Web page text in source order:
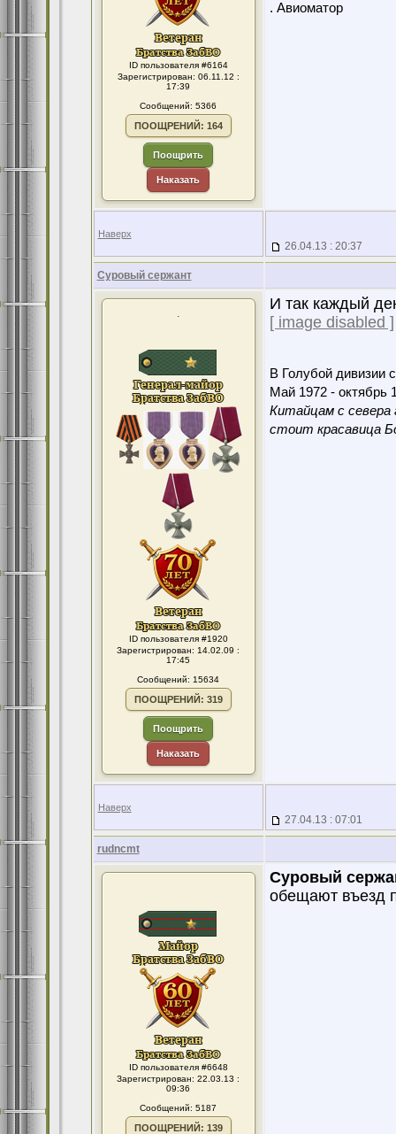
ID пользователя #6164
Зарегистрирован: 06.11.12 :
17:39
Сообщений: 5366
ПООЩРЕНИЙ: 164
Поощрить
Наказать
. Авиоматор
Наверх
26.04.13 : 20:37
Суровый сержант
.
ID пользователя #1920
Зарегистрирован: 14.02.09 :
17:45
Сообщений: 15634
ПООЩРЕНИЙ: 319
Поощрить
Наказать
И так каждый
[ image disabled ]
В Голубой дивизии
Май 1972 - октябрь
Китайцам с севера
стоит красавица
Наверх
27.04.13 : 07:01
rudncmt
ID пользователя #6648
Зарегистрирован: 22.03.13 :
09:36
Сообщений: 5187
ПООЩРЕНИЙ: 139
Суровый
обещают въезд